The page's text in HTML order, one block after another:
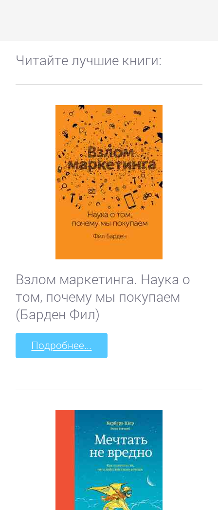
Читайте лучшие книги:
Взлом маркетинга. Наука о
том, почему мы покупаем
(Барден Фил)
Подробнее...